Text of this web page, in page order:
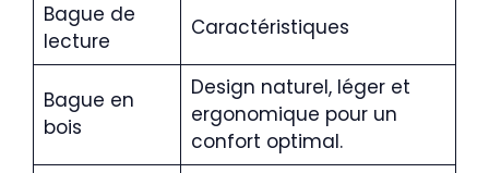
Bague de
lecture
Caractéristiques
Bague en
bois
Design naturel, léger et
ergonomique pour un
confort optimal.